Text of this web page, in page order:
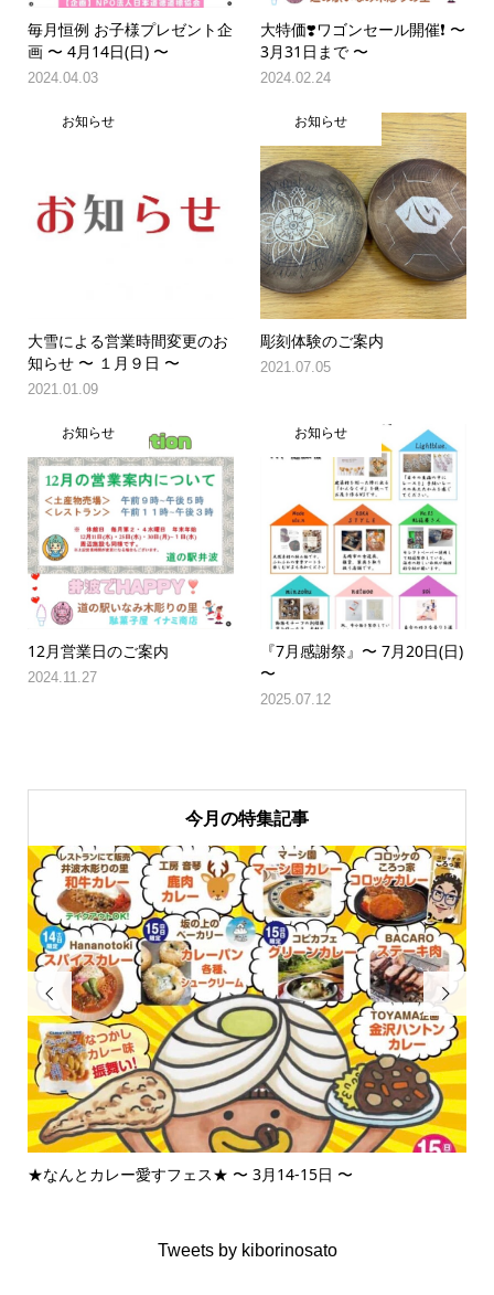
毎月恒例 お子様プレゼント企
画 〜 4月14日(日) 〜
2024.04.03
大特価❣️ワゴンセール開催❗️ 〜
3月31日まで 〜
2024.02.24
お知らせ
大雪による営業時間変更のお
知らせ 〜 １月９日 〜
2021.01.09
お知らせ
彫刻体験のご案内
2021.07.05
お知らせ
12月営業日のご案内
2024.11.27
お知らせ
『7月感謝祭』〜 7月20日(日)
〜
2025.07.12
今月の特集記事

★なんとカレー愛すフェス★ 〜 3月14-15日 〜

Tweets by kiborinosato